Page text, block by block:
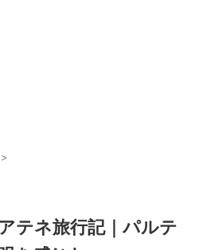
>
テネ旅行記｜パルテ